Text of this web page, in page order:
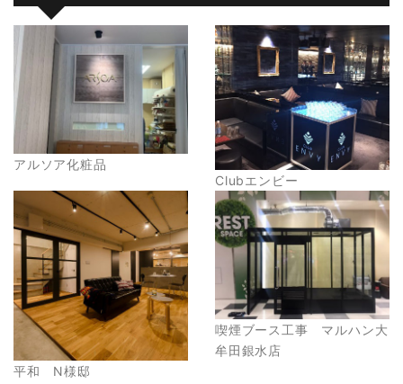
アルソア化粧品
Clubエンビー
平和 N様邸
喫煙ブース工事 マルハン大
牟田銀水店